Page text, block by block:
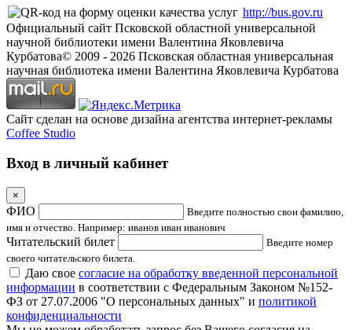
http://bus.gov.ru
Официальный сайт Псковской областной универсальной
научной библиотеки имени Валентина Яковлевича
Курбатова© 2009 - 2026 Псковская областная универсальная
научная библиотека имени Валентина Яковлевича Курбатова
Сайт сделан на основе дизайна агентства интернет-рекламы
Coffee Studio
Вход в личный кабинет
×
ФИО
Введите полностью свои фамилию,
имя и отчество. Например: иванов иван иванович
Читательский билет
Введите номер
своего читательского билета.
Даю свое согласие на обработку введенной персональной
информации в соответствии с Федеральным Законом №152-
ФЗ от 27.07.2006 "О персональных данных" и политикой
конфиденциальности